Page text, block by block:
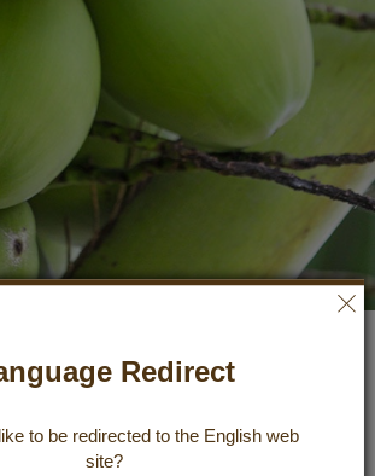
huile de coco et jus de
est la différence?
Redirect
to be redirected to the English web
site?